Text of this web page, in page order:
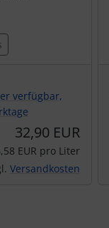
verfügbar,
32,90 EUR
EUR pro Liter
Versandkosten